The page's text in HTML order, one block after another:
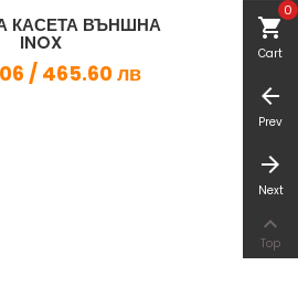
КАСЕТА ВЪНШНА
INOX
/465.60 лв
shopping_cart
Cart
0
arrow_back
Prev
arrow_forward
Next

Top